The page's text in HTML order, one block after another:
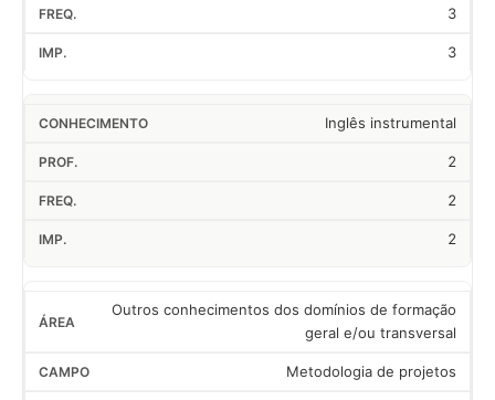
3
3
Inglês instrumental
2
2
2
Outros conhecimentos dos domínios de formação
geral e/ou transversal
Metodologia de projetos